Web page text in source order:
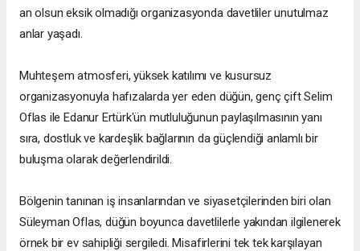
an olsun eksik olmadığı organizasyonda davetliler unutulmaz
anlar yaşadı.
Muhteşem atmosferi, yüksek katılımı ve kusursuz
organizasyonuyla hafızalarda yer eden düğün, genç çift Selim
Oflas ile Edanur Ertürk'ün mutluluğunun paylaşılmasının yanı
sıra, dostluk ve kardeşlik bağlarının da güçlendiği anlamlı bir
buluşma olarak değerlendirildi.
Bölgenin tanınan iş insanlarından ve siyasetçilerinden biri olan
Süleyman Oflas, düğün boyunca davetlilerle yakından ilgilenerek
örnek bir ev sahipliği sergiledi. Misafirlerini tek tek karşılayan